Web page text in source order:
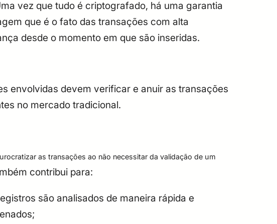
vez que tudo é criptografado, há uma garantia
que é o fato das transações com alta
desde o momento em que são inseridas.
envolvidas devem verificar e anuir as transações
no mercado tradicional.
as transações ao não necessitar da validação de um
contribui para:
são analisados de maneira rápida e